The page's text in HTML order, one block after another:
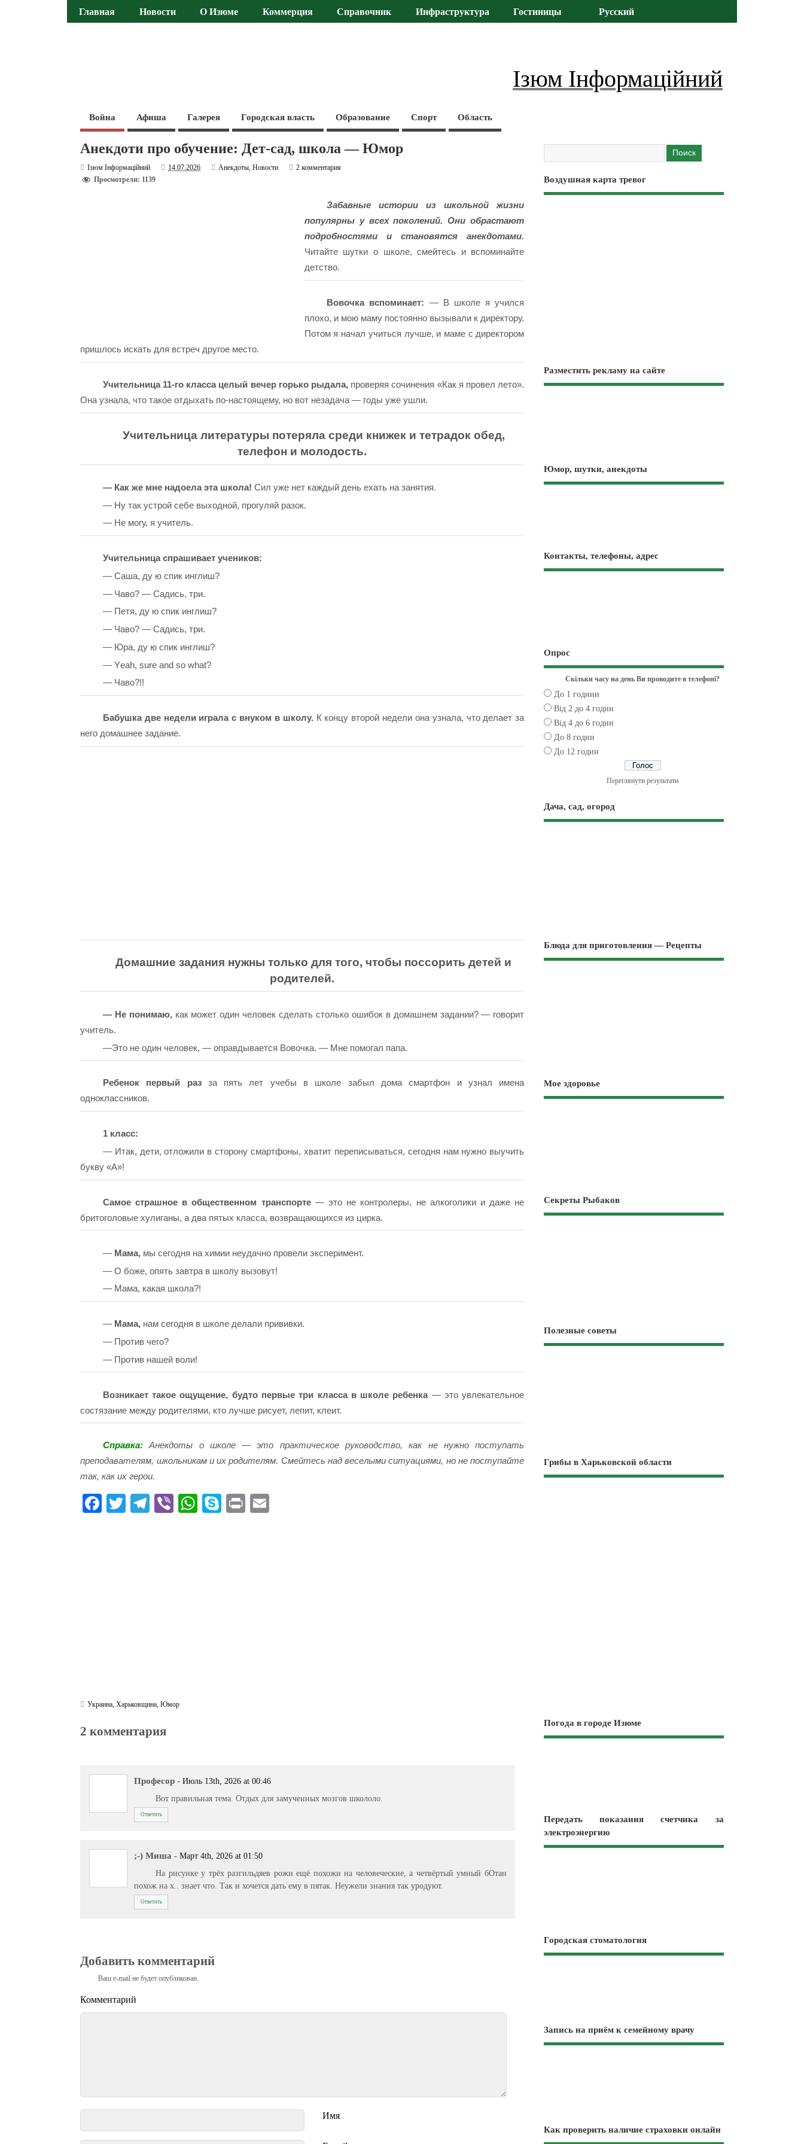
Главная Новости О Изюме Коммерция Справочник Инфраструктура Гостиницы Русский
Ізюм Інформаційний
Война Афиша Галерея Городская власть Образование Спорт Область
Анекдоти про обучение: Дет-сад, школа — Юмор
Ізюм Інформаційний 14.07.2026 Анекдоты,Новости
2 комментария
Просмотрели: 1139
Забавные истории из школьной жизни
популярны у всех поколений. Они обрастают
подробностями и становятся анекдотами.
Читайте шутки о школе, смейтесь и вспоминайте
детство.
Вовочка вспоминает: — В школе я учился
плохо, и мою маму постоянно вызывали к директору.
Потом я начал учиться лучше, и маме с директором
пришлось искать для встреч другое место.
Учительница 11-го класса целый вечер горько рыдала, проверяя сочинения «Как я провел лето».
Она узнала, что такое отдыхать по-настоящему, но вот незадача — годы уже ушли.
Учительница литературы потеряла среди книжек и тетрадок обед,
телефон и молодость.
— Как же мне надоела эта школа! Сил уже нет каждый день ехать на занятия.
— Ну так устрой себе выходной, прогуляй разок.
— Не могу, я учитель.
Учительница спрашивает учеников:
— Саша, ду ю спик инглиш?
— Чаво? — Садись, три.
— Петя, ду ю спик инглиш?
— Чаво? — Садись, три.
— Юра, ду ю спик инглиш?
— Yеаh, surе аnd sо whаt?
— Чаво?!!
Бабушка две недели играла с внуком в школу.К концу второй недели она узнала, что делает за
него домашнее задание.
Домашние задания нужны только для того, чтобы поссорить детей и
родителей.
— Не понимаю,как может один человек сделать столько ошибок в домашнем задании? — говорит
учитель.
—Это не один человек, — оправдывается Вовочка. — Мне помогал папа.
Ребенок первый разза пять лет учебы в школе забыл дома смартфон и узнал имена
одноклассников.
1 класс:
— Итак, дети, отложили в сторону смартфоны, хватит переписываться, сегодня нам нужно выучить
букву «А»!
Самое страшное в общественном транспорте— это не контролеры, не алкоголики и даже не
бритоголовые хулиганы, а два пятых класса, возвращающихся из цирка.
— Мама,мы сегодня на химии неудачно провели эксперимент.
— О боже, опять завтра в школу вызовут!
— Мама, какая школа?!
— Мама,нам сегодня в школе делали прививки.
— Против чего?
— Против нашей воли!
Возникает такое ощущение, будто первые три класса в школе ребенка— это увлекательное
состязание между родителями, кто лучше рисует, лепит, клеит.
Справка:Анекдоты о школе — это практическое руководство, как не нужно поступать
преподавателям, школьникам и их родителям. Смейтесь над веселыми ситуациями, но не поступайте
так, как их герои.
Fa T
Te Vi
W
S
Pr
Украина,Харьковщина,Юмор
2 комментария
Професор - Июль 13th, 2026 at 00:46
Вот правильная тема. Отдых для замученных мозгов школоло.
Ответить
;-) Миша - Март 4th, 2026 at 01:50
На рисунке у трёх разгильдяев рожи ещё похожи на человеческие, а четвёртый умный бОтан
похож на х.. знает что. Так и хочется дать ему в пятак. Неужели знания так уродуют.
Ответить
Добавить комментарий
Ваш e-mail не будет опубликован.
Комментарий
Имя
Воздушная карта тревог
Разместить рекламу на сайте
Юмор, шутки, анекдоты
Контакты, телефоны, адрес
Опрос
Скільки часу на день Ви проводите в телефоні?
До 1 години
Від 2 до 4 годин
Від 4 до 6 годин
До 8 годин
До 12 годин
Переглянути результати
Дача, сад, огород
Блюда для приготовления — Рецепты
Мое здоровье
Секреты Рыбаков
Полезные советы
Грибы в Харьковской области
Погода в городе Изюме
Передать показания счетчика за
электроэнергию
Городская стоматология
Запись на приём к семейному врачу
Как проверить наличие страховки онлайн